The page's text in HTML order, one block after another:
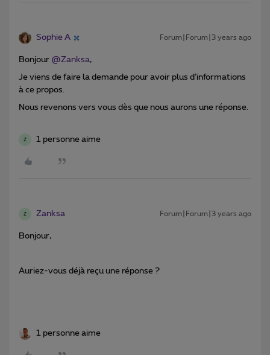
Sophie A Forum|Forum|3 years ago
Bonjour @Zanksa,
Je viens de faire la demande pour avoir plus d’informations
à ce propos.
Nous revenons vers vous dès que nous aurons une réponse.
Z 1 personne aime
Z Zanksa Forum|Forum|3 years ago
Bonjour,
Auriez-vous déjà reçu une réponse ?
1 personne aime